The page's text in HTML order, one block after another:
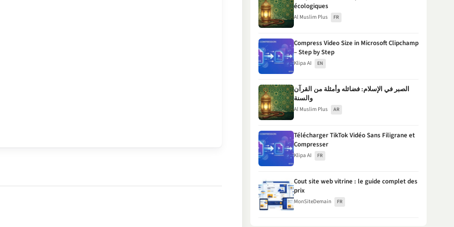
écologiques
Al Muslim Plus FR
Compress Video Size in Microsoft Clipchamp
– Step by Step
Klipa AI EN
الصبر في الإسلام: فضائله وأمثلة من القرآن
والسنة
Al Muslim Plus AR
Télécharger TikTok Vidéo Sans Filigrane et
Compresser
Klipa AI FR
Cout site web vitrine : le guide complet des
prix
MonSiteDemain FR